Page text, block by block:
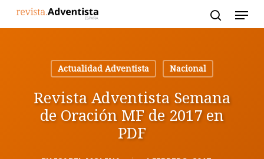
Actualidad Adventista
Nacional
Revista Adventista Semana
de Oración MF de 2017 en
PDF